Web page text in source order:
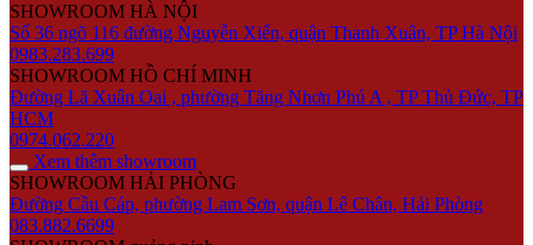
SHOWROOM HÀ NỘI
Số 36 ngõ 116 đường Nguyễn Xiển, quận Thanh Xuân, TP Hà Nội
0983.283.699
SHOWROOM HỒ CHÍ MINH
Đường Lã Xuân Oai , phường Tăng Nhơn Phú A , TP Thủ Đức, TP
HCM
0974.062.220
Xem thêm showroom
SHOWROOM HẢI PHÒNG
Đường Cầu Cáp, phường Lam Sơn, quận Lê Chân, Hải Phòng
083.882.6699